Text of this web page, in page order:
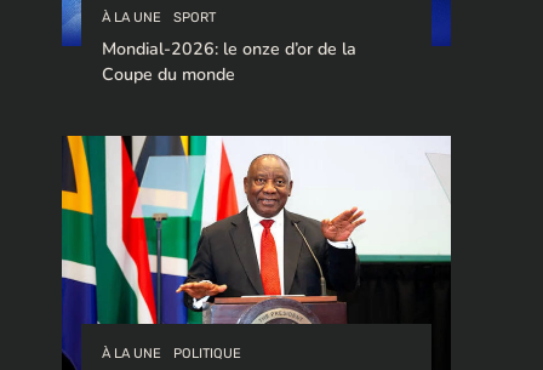
À LA UNE SPORT
Mondial-2026: le onze d’or de la
Coupe du monde
À LA UNE POLITIQUE